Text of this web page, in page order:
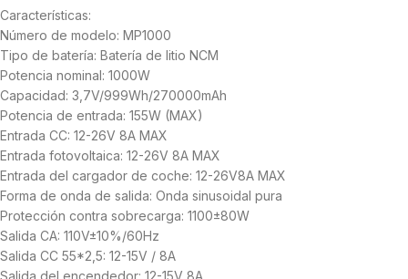
Características:
Número de modelo: MP1000
Tipo de batería: Batería de litio NCM
Potencia nominal: 1000W
Capacidad: 3,7V/999Wh/270000mAh
Potencia de entrada: 155W (MAX)
Entrada CC: 12-26V 8A MAX
Entrada fotovoltaica: 12-26V 8A MAX
Entrada del cargador de coche: 12-26V8A MAX
Forma de onda de salida: Onda sinusoidal pura
Protección contra sobrecarga: 1100±80W
Salida CA: 110V±10%/60Hz
Salida CC 55*2,5: 12-15V / 8A